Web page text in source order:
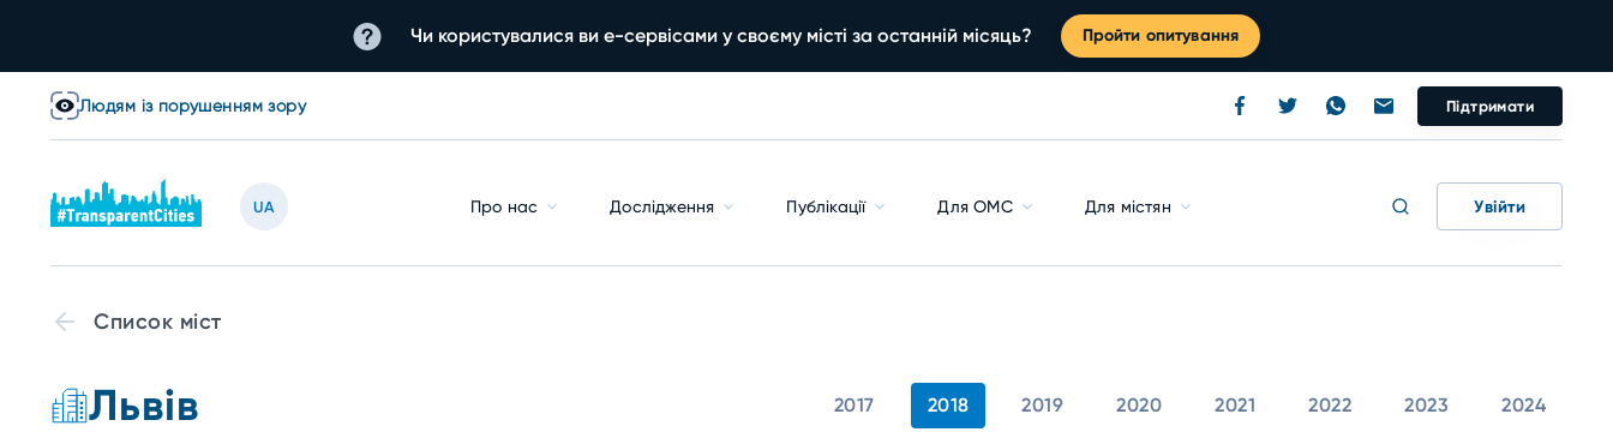
Чи користувалися ви е-сервісами у своєму місті за останній місяць? Пройти опитування
Людям із порушенням зору Підтримати
UA Про нас Дослідження Публікації Для ОМС Для містян Увійти
Список міст
Львів 2017 2018 2019 2020 2021 2022 2023 2024